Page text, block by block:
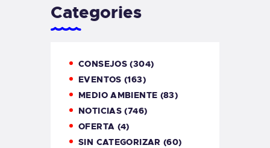
Categories
CONSEJOS (304)
EVENTOS (163)
MEDIO AMBIENTE (83)
NOTICIAS (746)
OFERTA (4)
SIN CATEGORIZAR (60)